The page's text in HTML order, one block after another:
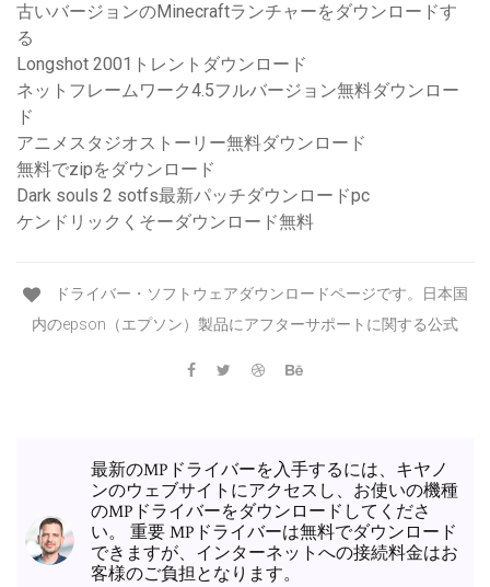
古いバージョンのMinecraftランチャーをダウンロードす
る
Longshot 2001トレントダウンロード
ネットフレームワーク4.5フルバージョン無料ダウンロー
ド
アニメスタジオストーリー無料ダウンロード
無料でzipをダウンロード
Dark souls 2 sotfs最新パッチダウンロードpc
ケンドリックくそーダウンロード無料
ドライバー・ソフトウェアダウンロードページです。日本国
内のepson（エプソン）製品にアフターサポートに関する公式
最新のMPドライバーを入手するには、キヤノ
ンのウェブサイトにアクセスし、お使いの機種
のMPドライバーをダウンロードしてくださ
い。 重要 MPドライバーは無料でダウンロード
できますが、インターネットへの接続料金はお
客様のご負担となります。